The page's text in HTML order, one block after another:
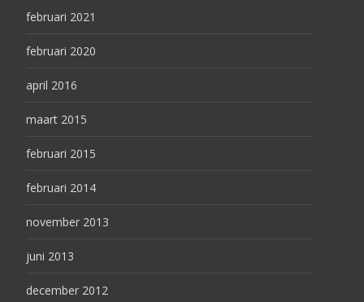
februari 2021
februari 2020
april 2016
maart 2015
februari 2015
februari 2014
november 2013
juni 2013
december 2012